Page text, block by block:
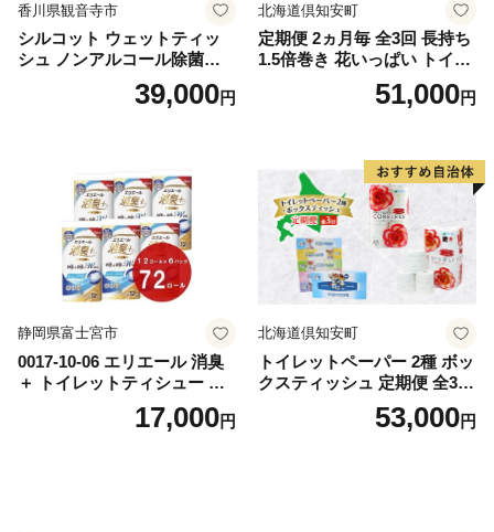
香川県観音寺市
シルコット ウェットティッ
シュ ノンアルコール除菌詰
替（43枚×3P）×24袋 日用品
おもちゃ 拭き取り 手拭き 外
39,000円
北海道倶知安町
定期便 2ヵ月毎 全3回 長持ち
1.5倍巻き 花いっぱい トイレ
ットペーパー ダブル 45ｍ 計
72ロール 全18種 花柄 プリン
ー 消耗品 備蓄 送料無料 北海
道 倶知安町 日用品
51,000円
静岡県富士宮市
0017-10-06 エリエール 消臭
＋ トイレットティシュー し
っかり香るフレッシュクリア
の香り ダブル 12ロール×6パ
17,000円
北海道倶知安町
トイレットペーパー 2種 ボッ
クスティッシュ 定期便 全3
回 日本製 まとめ買い 防災
常備品 日用雑貨 消耗品 生活
53,000円